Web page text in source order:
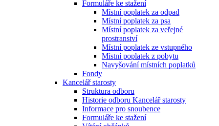
Formuláře ke stažení
Místní poplatek za odpad
Místní poplatek za psa
Místní poplatek za veřejné
prostranství
Místní poplatek ze vstupného
Místní poplatek z pobytu
Navyšování místních poplatků
Fondy
Kancelář starosty
Struktura odboru
Historie odboru Kancelář starosty
Informace pro snoubence
Formuláře ke stažení